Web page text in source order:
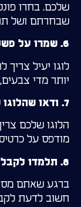
שלכם. בחרו
שבחרתם ושל
6. שמרו על פשטות:
לוגו יעיל
יותר מדי
7. ודאו שהלוגו שלכם גמיש:
הלוגו שלכם
מודפס על
8. תלמדו לקבל משוב:
ברגע שאתם
חשוב לדעת